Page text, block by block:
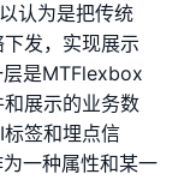
认为是把传统
发，实现展示
是MTFlexbox
展示的业务数
签和埋点信
一种属性和某一